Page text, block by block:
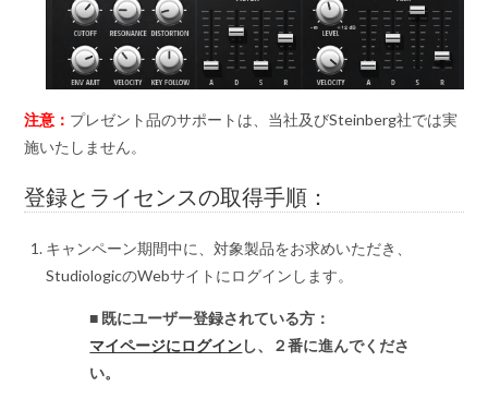
注意： プレゼント品のサポートは、当社及びSteinberg社では実
施いたしません。
登録とライセンスの取得手順：
キャンペーン期間中に、対象製品をお求めいただき、
StudiologicのWebサイトにログインします。
■ 既にユーザー登録されている方：
マイページにログインし、２番に進んでくださ
い。